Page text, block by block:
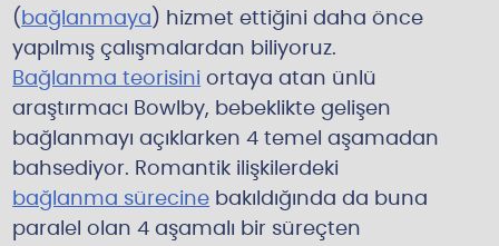
( bağlanmaya ) hizmet ettiğini daha önce
yapılmış çalışmalardan biliyoruz.
Bağlanma teorisini ortaya atan ünlü
araştırmacı Bowlby, bebeklikte gelişen
bağlanmayı açıklarken 4 temel aşamadan
bahsediyor. Romantik ilişkilerdeki
bağlanma sürecine bakıldığında da buna
paralel olan 4 aşamalı bir süreçten